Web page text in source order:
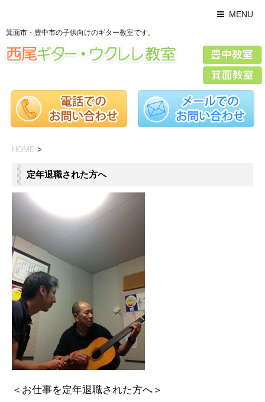
MENU
箕面市・豊中市の子供向けのギター教室です。
HOME >
定年退職された方へ
＜お仕事を定年退職された方へ＞